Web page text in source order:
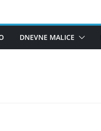
DNEVNE MALICE